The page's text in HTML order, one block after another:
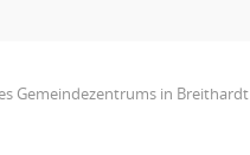
Gemeindezentrums in Breithardt